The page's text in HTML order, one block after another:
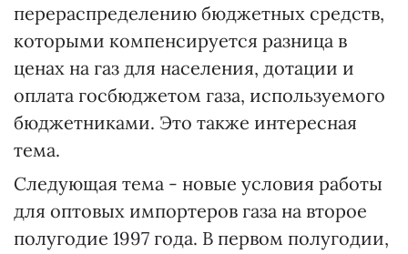
перераспределению бюджетных средств,
которыми компенсируется разница в
ценах на газ для населения, дотации и
оплата госбюджетом газа, используемого
бюджетниками. Это также интересная
тема.
Следующая тема - новые условия работы
для оптовых импортеров газа на второе
полугодие 1997 года. В первом полугодии,